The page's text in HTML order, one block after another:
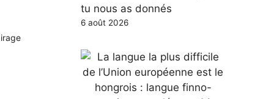
tu nous as donnés
6 août 2026